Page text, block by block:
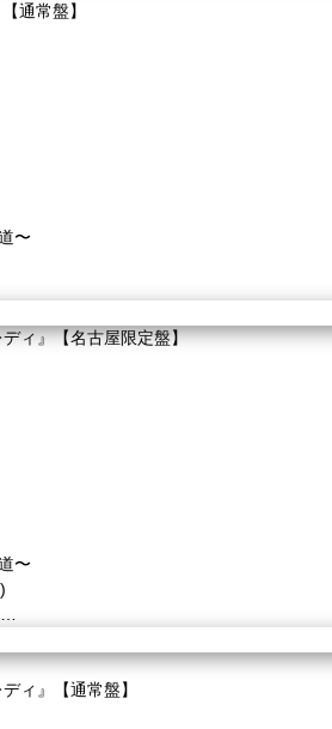
通常盤】
〜
ィ』【名古屋限定盤】
〜
ィ』【通常盤】